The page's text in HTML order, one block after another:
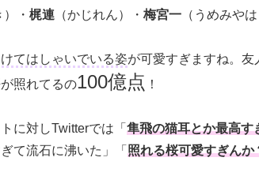
・ 梶連 （かじれん）・ 梅宮一 （うめみや
てはしゃいでいる姿が可愛すぎますね。
照れてるの100億点 ！
に対しTwitterでは「 隼飛の猫耳とか最高す
て流石に沸いた」「 照れる桜可愛すぎんか